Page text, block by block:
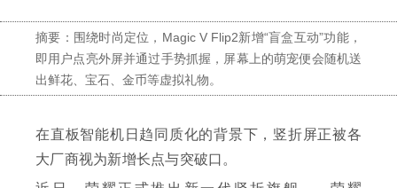
摘要：围绕时尚定位，Magic V Flip2新增“盲盒互动”功能，
即用户点亮外屏并通过手势抓握，屏幕上的萌宠便会随机送
出鲜花、宝石、金币等虚拟礼物。
在直板智能机日趋同质化的背景下，竖折屏正被各
大厂商视为新增长点与突破口。